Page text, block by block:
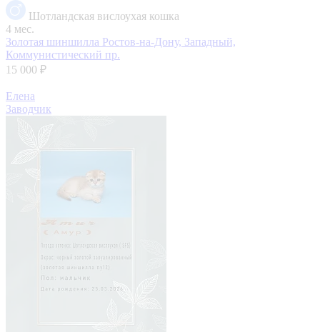
Шотландская вислоухая кошка
4 мес.
Золотая шиншилла Ростов-на-Дону, Западный,
Коммунистический пр.
15 000 ₽
Елена
Заводчик